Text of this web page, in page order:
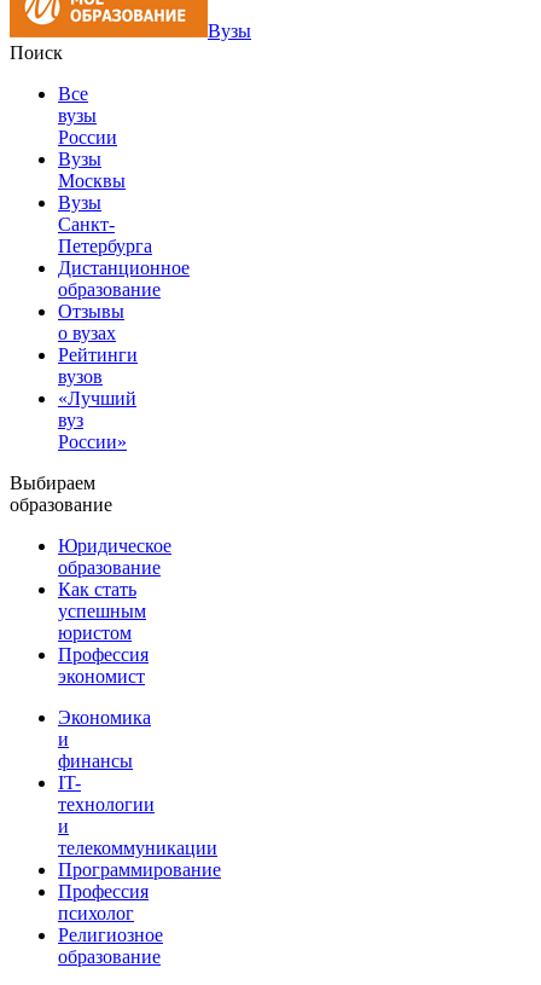
Вузы
Поиск
Все
вузы
России
Вузы
Москвы
Вузы
Санкт-
Петербурга
Дистанционное
образование
Отзывы
о вузах
Рейтинги
вузов
«Лучший
вуз
России»
Выбираем
образование
Юридическое
образование
Как стать
успешным
юристом
Профессия
экономист
Экономика
и
финансы
IT-
технологии
и
телекоммуникации
Программирование
Профессия
психолог
Религиозное
образование